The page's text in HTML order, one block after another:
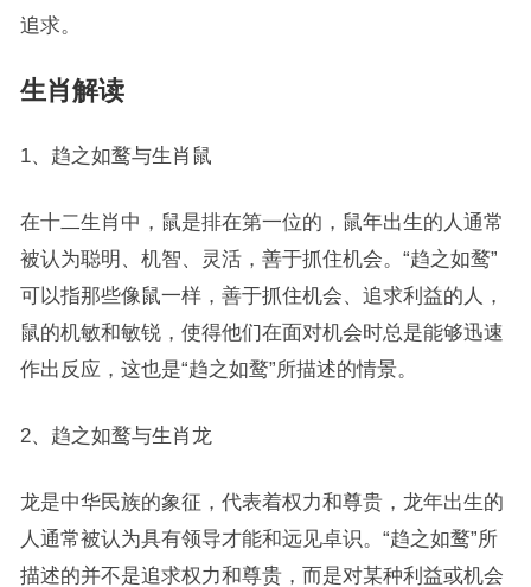
追求。
生肖解读
1、趋之如鹜与生肖鼠
在十二生肖中，鼠是排在第一位的，鼠年出生的人通常
被认为聪明、机智、灵活，善于抓住机会。“趋之如鹜”
可以指那些像鼠一样，善于抓住机会、追求利益的人，
鼠的机敏和敏锐，使得他们在面对机会时总是能够迅速
作出反应，这也是“趋之如鹜”所描述的情景。
2、趋之如鹜与生肖龙
龙是中华民族的象征，代表着权力和尊贵，龙年出生的
人通常被认为具有领导才能和远见卓识。“趋之如鹜”所
描述的并不是追求权力和尊贵，而是对某种利益或机会